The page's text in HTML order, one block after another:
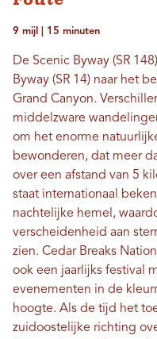
9 mijl | 15 minuten
De Scenic Byway (SR
Byway (SR 14) naar het
Grand Canyon.
middelzware
om het enorme
bewonderen, dat meer
over een afstand van 5
staat internationaal
nachtelijke hemel,
verscheidenheid aan
zien. Cedar Breaks
ook een jaarlijks festival
evenementen in de
hoogte. Als de tijd het
zuidoostelijke richting